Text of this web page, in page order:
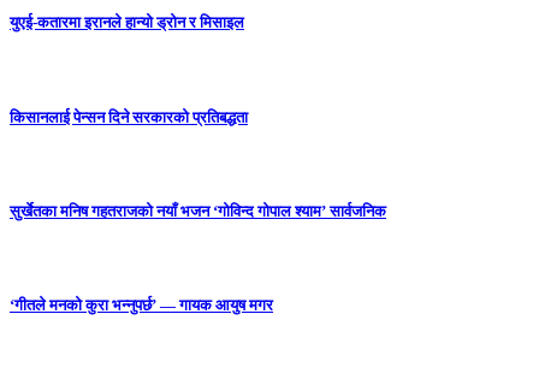
युएई-कतारमा इरानले हान्यो ड्रोन र मिसाइल
किसानलाई पेन्सन दिने सरकारको प्रतिबद्धता
सुर्खेतका मनिष गहतराजको नयाँ भजन ‘गोविन्द गोपाल श्याम’ सार्वजनिक
‘गीतले मनको कुरा भन्नुपर्छ’ — गायक आयुष मगर